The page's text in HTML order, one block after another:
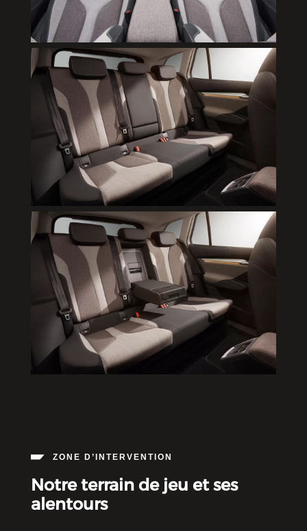
ZONE D’INTERVENTION
Notre terrain de jeu et ses
alentours